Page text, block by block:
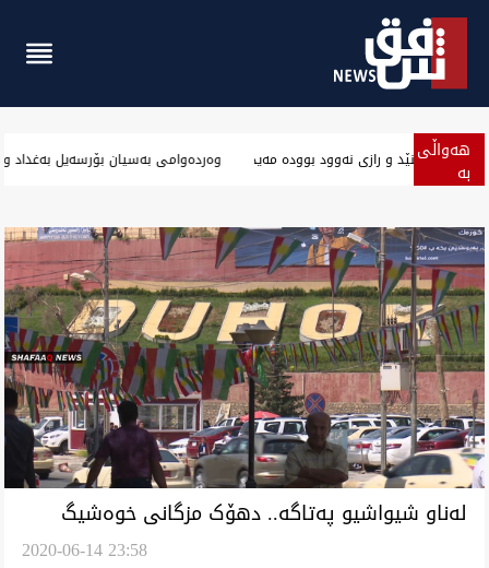
هەواڵی
بە نێچیرڤان بارزانی: بایەسە عراق وە مدوو ئارامی بمینێد و رازی
لەناو شیواشیو پەتاگە.. دهۆک مزگانی خوەشیگ
2020-06-14 23:58